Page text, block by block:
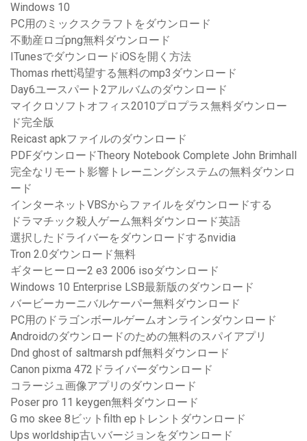
Windows 10
PC用のミックスクラフトをダウンロード
不動産ロゴpng無料ダウンロード
ITunesでダウンロードiOSを開く方法
Thomas rhett渇望する無料のmp3ダウンロード
Day6ユースパート2アルバムのダウンロード
マイクロソフトオフィス2010プロプラス無料ダウンロー
ド完全版
Reicast apkファイルのダウンロード
PDFダウンロードTheory Notebook Complete John Brimhall
完全なリモート影響トレーニングシステムの無料ダウンロ
ード
インターネットVBSからファイルをダウンロードする
ドラマチック殺人ゲーム無料ダウンロード英語
選択したドライバーをダウンロードするnvidia
Tron 2.0ダウンロード無料
ギターヒーロー2 e3 2006 isoダウンロード
Windows 10 Enterprise LSB最新版のダウンロード
バービーカーニバルケーパー無料ダウンロード
PC用のドラゴンボールゲームオンラインダウンロード
Androidのダウンロードのための無料のスパイアプリ
Dnd ghost of saltmarsh pdf無料ダウンロード
Canon pixma 472ドライバーダウンロード
コラージュ画像アプリのダウンロード
Poser pro 11 keygen無料ダウンロード
G mo skee 8ビットfilth epトレントダウンロード
Ups worldship古いバージョンをダウンロード